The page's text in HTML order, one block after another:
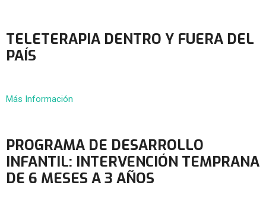
TELETERAPIA DENTRO Y FUERA DEL
PAÍS
Más Información
PROGRAMA DE DESARROLLO
INFANTIL: INTERVENCIÓN TEMPRANA
DE 6 MESES A 3 AÑOS